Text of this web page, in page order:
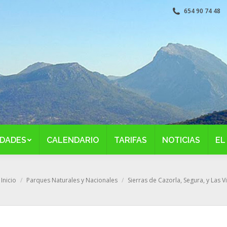
654 90 74 48
CALENDARIO TARIFAS NOTICIAS
Estás aquí:
Inicio Parques Naturales y Nacionales Sierras de Cazorla, Segura, y Las